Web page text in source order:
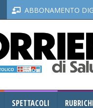
ABBONAMENTO
SPETTACOLI